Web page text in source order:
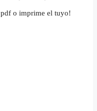
pdf o imprime el tuyo!